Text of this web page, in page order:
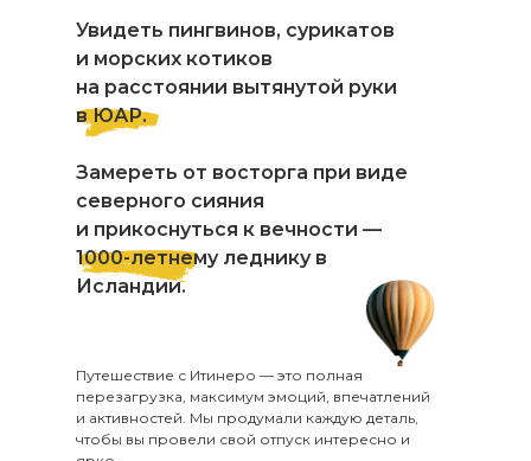
Увидеть пингвинов, сурикатов
и морских котиков
на расстоянии вытянутой руки
в ЮАР.
Замереть от восторга при виде
северного сияния
и прикоснуться к вечности —
1000-летнему леднику в
Исландии.
Путешествие с Итинеро — это полная
перезагрузка, максимум эмоций, впечатлений
и активностей. Мы продумали каждую деталь,
чтобы вы провели свой отпуск интересно и